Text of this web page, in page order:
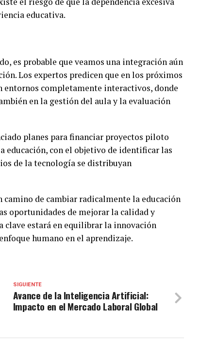
educativa.
es probable que veamos una integración aún
Los expertos predicen que en los próximos
entornos completamente interactivos, donde
en la gestión del aula y la evaluación
planes para financiar proyectos piloto
educación, con el objetivo de identificar las
de la tecnología se distribuyan
de cambiar radicalmente la educación
oportunidades de mejorar la calidad y
clave estará en equilibrar la innovación
humano en el aprendizaje.
SIGUIENTE
Avance de la Inteligencia Artificial:
Impacto en el Mercado Laboral Global